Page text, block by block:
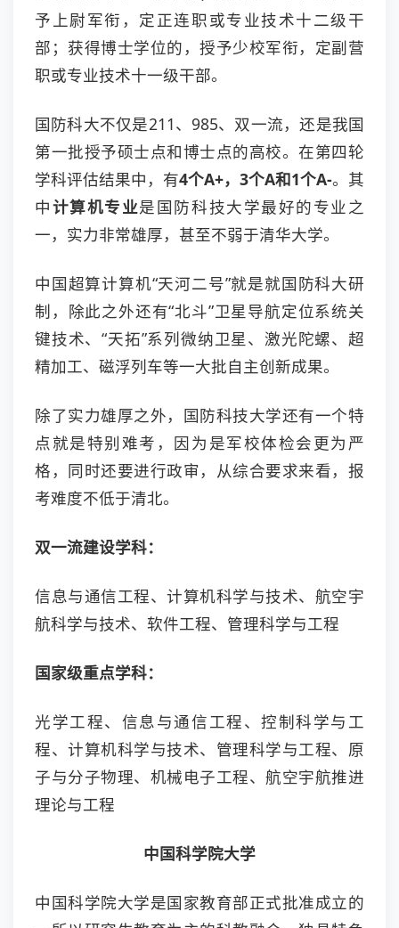
予上尉军衔，定正连职或专业技术十二级干
部；获得博士学位的，授予少校军衔，定副营
职或专业技术十一级干部。
国防科大不仅是211、985、双一流，还是我国
第一批授予硕士点和博士点的高校。在第四轮
学科评估结果中，有4个A+，3个A和1个A-。其
中计算机专业是国防科技大学最好的专业之
一，实力非常雄厚，甚至不弱于清华大学。
中国超算计算机“天河二号”就是就国防科大研
制，除此之外还有“北斗”卫星导航定位系统关
键技术、“天拓”系列微纳卫星、激光陀螺、超
精加工、磁浮列车等一大批自主创新成果。
除了实力雄厚之外，国防科技大学还有一个特
点就是特别难考，因为是军校体检会更为严
格，同时还要进行政审，从综合要求来看，报
考难度不低于清北。
双一流建设学科：
信息与通信工程、计算机科学与技术、航空宇
航科学与技术、软件工程、管理科学与工程
国家级重点学科：
光学工程、信息与通信工程、控制科学与工
程、计算机科学与技术、管理科学与工程、原
子与分子物理、机械电子工程、航空宇航推进
理论与工程
中国科学院大学
中国科学院大学是国家教育部正式批准成立的